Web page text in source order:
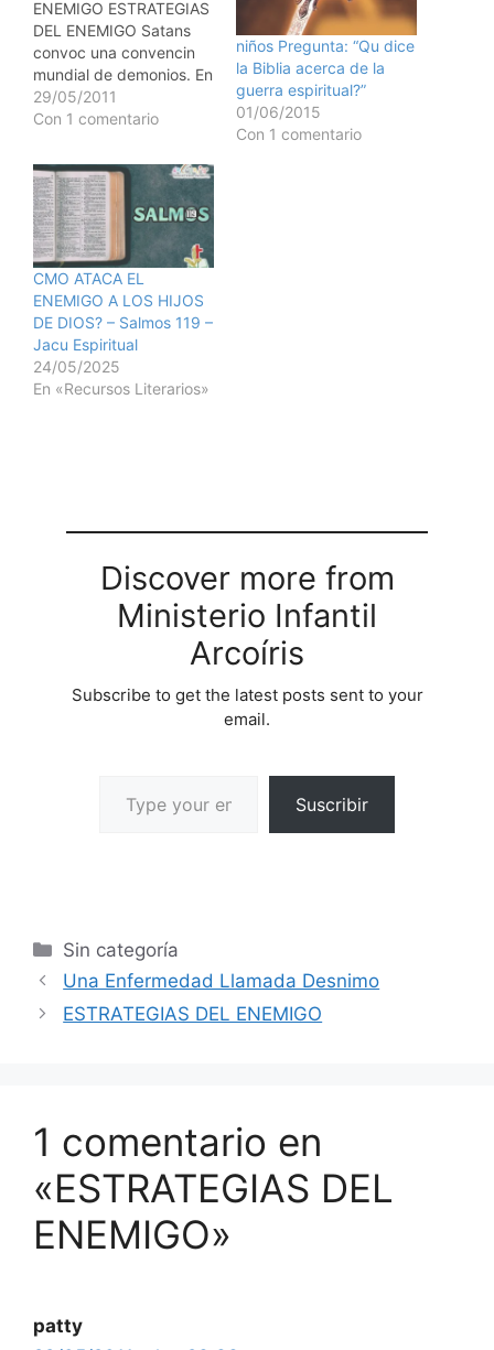
ENEMIGO ESTRATEGIAS
DEL ENEMIGO Satans
convoc una convencin
mundial de demonios. En
su discurso de apertura
dijo: No podemos hacer
de ir a sus reuniones
espirituales. No
podemos evitar que lean
la Biblia y conozcan la
verdad. No podemos
evitar que formen una
relacin…
29/05/2011
Con 1 comentario
niños Pregunta: “Qu dice
la Biblia acerca de la
guerra espiritual?”
01/06/2015
Con 1 comentario
CMO ATACA EL
ENEMIGO A LOS HIJOS
DE DIOS? – Salmos 119 –
Jacu Espiritual
24/05/2025
En «Recursos Literarios»
Discover more from
Ministerio Infantil
Arcoíris
Subscribe to get the latest posts sent to your
email.
Suscribir
Sin categoría
Una Enfermedad Llamada Desnimo
ESTRATEGIAS DEL ENEMIGO
1 comentario en
«ESTRATEGIAS DEL
ENEMIGO»
patty